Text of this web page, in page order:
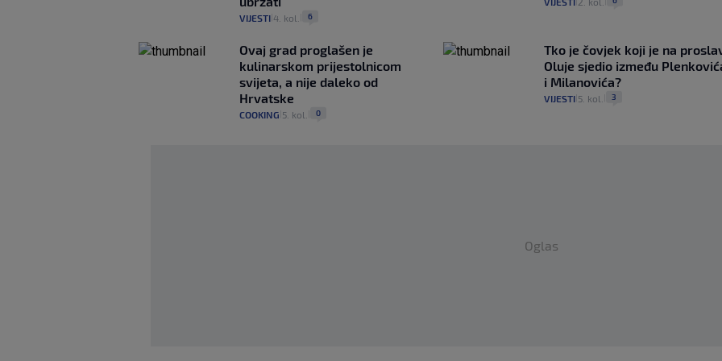
VIJESTI 4. kol. 6
Ovaj grad proglašen je
kulinarskom prijestolnicom
svijeta, a nije daleko od
Hrvatske
COOKING 5. kol. 0
Tko je čovjek koji je na
Oluje sjedio između
i Milanovića?
VIJESTI| 5. kol. 3
Oglas